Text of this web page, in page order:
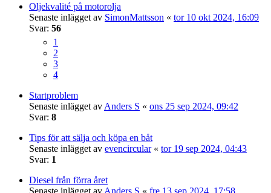
Oljekvalité på motorolja
Senaste inlägget av SimonMattsson « tor 10 okt 2024, 16:09
Svar: 56
1
2
3
4
Startproblem
Senaste inlägget av Anders S « ons 25 sep 2024, 09:42
Svar: 8
Tips för att sälja och köpa en båt
Senaste inlägget av evencircular« tor 19 sep 2024, 04:43
Svar: 1
Diesel från förra året
Senaste inlägget av Anders S « fre 13 sep 2024, 17:58